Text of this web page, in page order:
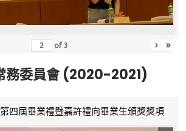
of3 › »
務委員會 (2020-2021)
四屆畢業禮暨嘉許禮向畢業生頒獎獎項